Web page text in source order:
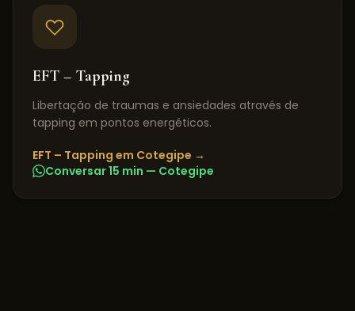
EFT – Tapping
Libertação de traumas e ansiedades através de
tapping em pontos energéticos.
EFT – Tapping em Cotegipe →
Conversar 15 min — Cotegipe